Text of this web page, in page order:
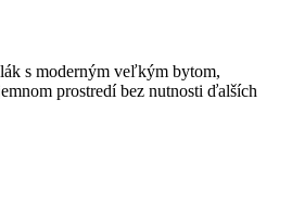
s moderným veľkým bytom,
prostredí bez nutnosti ďalších